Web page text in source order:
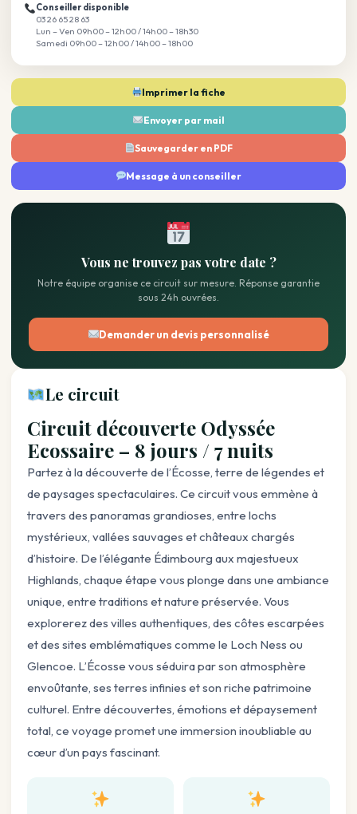
Le circuit
Circuit découverte Odyssée
Ecossaire – 8 jours / 7 nuits
Partez à la découverte de l’Écosse, terre de légendes et
de paysages spectaculaires. Ce circuit vous emmène à
travers des panoramas grandioses, entre lochs
mystérieux, vallées sauvages et châteaux chargés
d’histoire. De l’élégante Édimbourg aux majestueux
Highlands, chaque étape vous plonge dans une ambiance
unique, entre traditions et nature préservée. Vous
explorerez des villes authentiques, des côtes escarpées
et des sites emblématiques comme le Loch Ness ou
Glencoe. L’Écosse vous séduira par son atmosphère
envoûtante, ses terres infinies et son riche patrimoine
culturel. Entre découvertes, émotions et dépaysement
total, ce voyage promet une immersion inoubliable au
cœur d’un pays fascinant.
Conseiller disponible
03 26 65 28 63
Lun – Ven 09h00 – 12h00 / 14h00 – 18h30
Samedi 09h00 – 12h00 / 14h00 – 18h00
Imprimer la fiche
Envoyer par mail
Sauvegarder en PDF
Message à un conseiller
Vous ne trouvez pas votre date ?
Notre équipe organise ce circuit sur mesure. Réponse garantie
sous 24h ouvrées.
Demander un devis personnalisé